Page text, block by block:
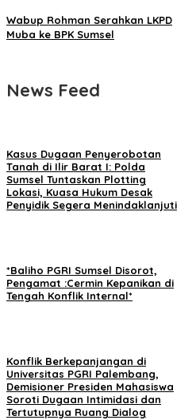
Wabup Rohman Serahkan LKPD
Muba ke BPK Sumsel
News Feed
Kasus Dugaan Penyerobotan
Tanah di Ilir Barat I: Polda
Sumsel Tuntaskan Plotting
Lokasi, Kuasa Hukum Desak
Penyidik Segera Menindaklanjuti
*Baliho PGRI Sumsel Disorot,
Pengamat :Cermin Kepanikan di
Tengah Konflik Internal*
Konflik Berkepanjangan di
Universitas PGRI Palembang,
Demisioner Presiden Mahasiswa
Soroti Dugaan Intimidasi dan
Tertutupnya Ruang Dialog